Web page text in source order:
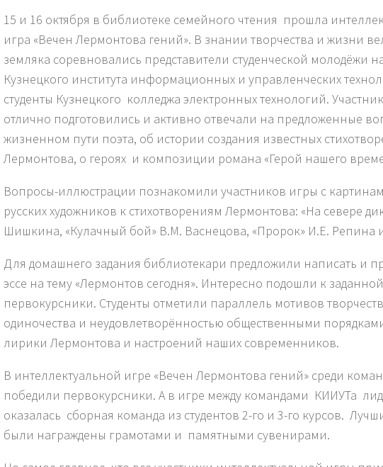
15 и 16 октября в библиотеке семейного чтения прошла
игра «Вечен Лермонтова гений». В знании творчества и жизни
земляка соревновались представители студенческой молодёжи
Кузнецкого института информационных и управленческих
студенты Кузнецкого колледжа электронных технологий.
отлично подготовились и активно отвечали на предложенные
жизненном пути поэта, об истории создания известных
Лермонтова, о героях и композиции романа «Герой нашего
Вопросы-иллюстрации познакомили участников игры с
русских художников к стихотворениям Лермонтова: «На севере
Шишкина, «Кулачный бой» В.М. Васнецова, «Пророк» И.Е. Репина
Для домашнего задания библиотекари предложили написать и
эссе на тему «Лермонтов сегодня». Интересно подошли к
первокурсники. Студенты отметили параллель мотивов
одиночества и неудовлетворённостью общественными
лирики Лермонтова и настроений наших современников.
В интеллектуальной игре «Вечен Лермонтова гений» среди
победили первокурсники. А в игре между командами КИИУТа
оказалась сборная команда из студентов 2-го и 3-го курсов.
были награждены грамотами и памятными сувенирами.